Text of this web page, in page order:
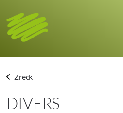
Zréck
DIVERS